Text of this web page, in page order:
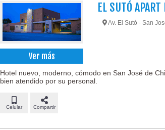
Ver más
EL SUTÓ APART
Av. El Sutó - San
Hotel nuevo, moderno, cómodo en San José de
bien atendido por su personal.
Celular Compartir